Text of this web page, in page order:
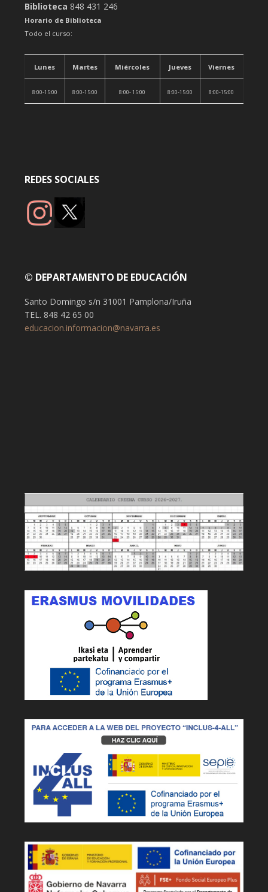
Biblioteca 848 431 246
Horario de Biblioteca
Todo el curso:
Lunes Martes Miércoles Jueves Viernes
8:00-15:00 8:00-15:00 8:00- 15:00 8:00-15:00 8:00-15:00
REDES SOCIALES
© DEPARTAMENTO DE EDUCACIÓN
Santo Domingo s/n 31001 Pamplona/Iruña
TEL. 848 42 65 00
educacion.informacion@navarra.es